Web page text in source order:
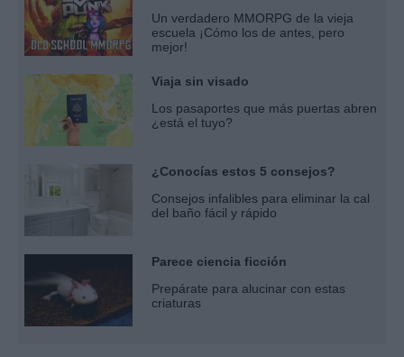
Un verdadero MMORPG de la vieja
escuela ¡Cómo los de antes, pero
mejor!
Viaja sin visado
Los pasaportes que más puertas abren
¿está el tuyo?
¿Conocías estos 5 consejos?
Consejos infalibles para eliminar la cal
del baño fácil y rápido
Parece ciencia ficción
Prepárate para alucinar con estas
criaturas